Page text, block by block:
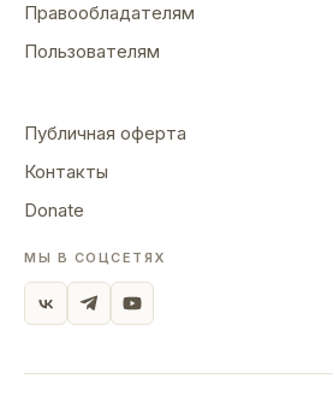
Правообладателям
Пользователям
Публичная оферта
Контакты
Donate
МЫ В СОЦСЕТЯХ